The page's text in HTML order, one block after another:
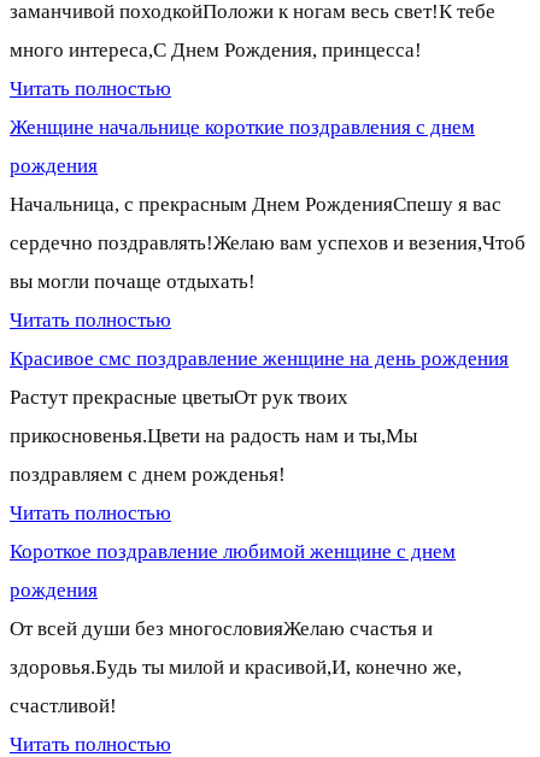
заманчивой походкойПоложи к ногам весь свет!К тебе
много интереса,С Днем Рождения, принцесса!
Читать полностью
Женщине начальнице короткие поздравления с днем
рождения
Начальница, с прекрасным Днем РожденияСпешу я вас
сердечно поздравлять!Желаю вам успехов и везения,Чтоб
вы могли почаще отдыхать!
Читать полностью
Красивое смс поздравление женщине на день рождения
Растут прекрасные цветыОт рук твоих
прикосновенья.Цвети на радость нам и ты,Мы
поздравляем с днем рожденья!
Читать полностью
Короткое поздравление любимой женщине с днем
рождения
От всей души без многословияЖелаю счастья и
здоровья.Будь ты милой и красивой,И, конечно же,
счастливой!
Читать полностью